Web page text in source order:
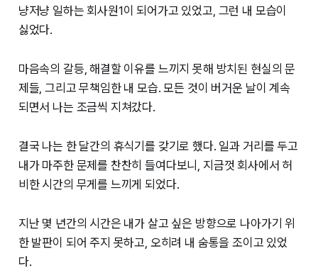
냥저냥 일하는 회사원1이 되어가고 있었고, 그런 내 모습이
싫었다.
마음속의 갈등, 해결할 이유를 느끼지 못해 방치된 현실의 문
제들, 그리고 무책임한 내 모습. 모든 것이 버거운 날이 계속
되면서 나는 조금씩 지쳐갔다.
결국 나는 한 달간의 휴식기를 갖기로 했다. 일과 거리를 두고
내가 마주한 문제를 찬찬히 들여다보니, 지금껏 회사에서 허
비한 시간의 무게를 느끼게 되었다.
지난 몇 년간의 시간은 내가 살고 싶은 방향으로 나아가기 위
한 발판이 되어 주지 못하고, 오히려 내 숨통을 조이고 있었
다.